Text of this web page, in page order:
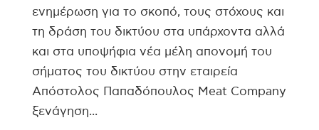
ενημέρωση για το σκοπό, τους στόχους και
τη δράση του δικτύου στα υπάρχοντα αλλά
και στα υποψήφια νέα μέλη απονομή του
σήματος του δικτύου στην εταιρεία
Απόστολος Παπαδόπουλος Meat Company
ξενάγηση...